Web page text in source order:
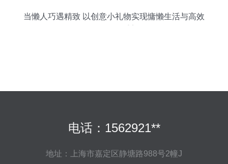
当懒人巧遇精致 以创意小礼物实现慵懒生活与高效
电话：1562921**
地址：上海市嘉定区静塘路988号2幢J